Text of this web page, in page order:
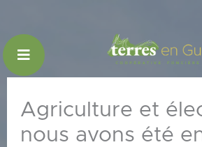
Aller
au
Agriculture et
nous avons été